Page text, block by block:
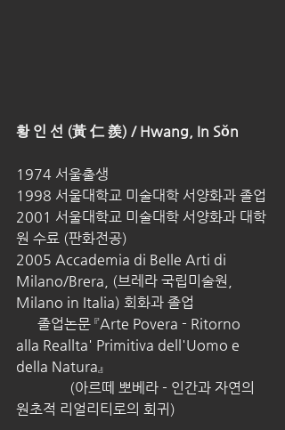
황 인 선 (黃 仁 羨) / Hwang, In Sŏn
1974 서울출생
1998 서울대학교 미술대학 서양화과 졸업
2001 서울대학교 미술대학 서양화과 대학
원 수료 (판화전공)
2005 Accademia di Belle Arti di
Milano/Brera, (브레라 국립미술원,
Milano in Italia) 회화과 졸업
졸업논문 『Arte Povera - Ritorno
alla Reallta' Primitiva dell'Uomo e
della Natura』
(아르떼 뽀베라 - 인간과 자연의
원초적 리얼리티로의 회귀)